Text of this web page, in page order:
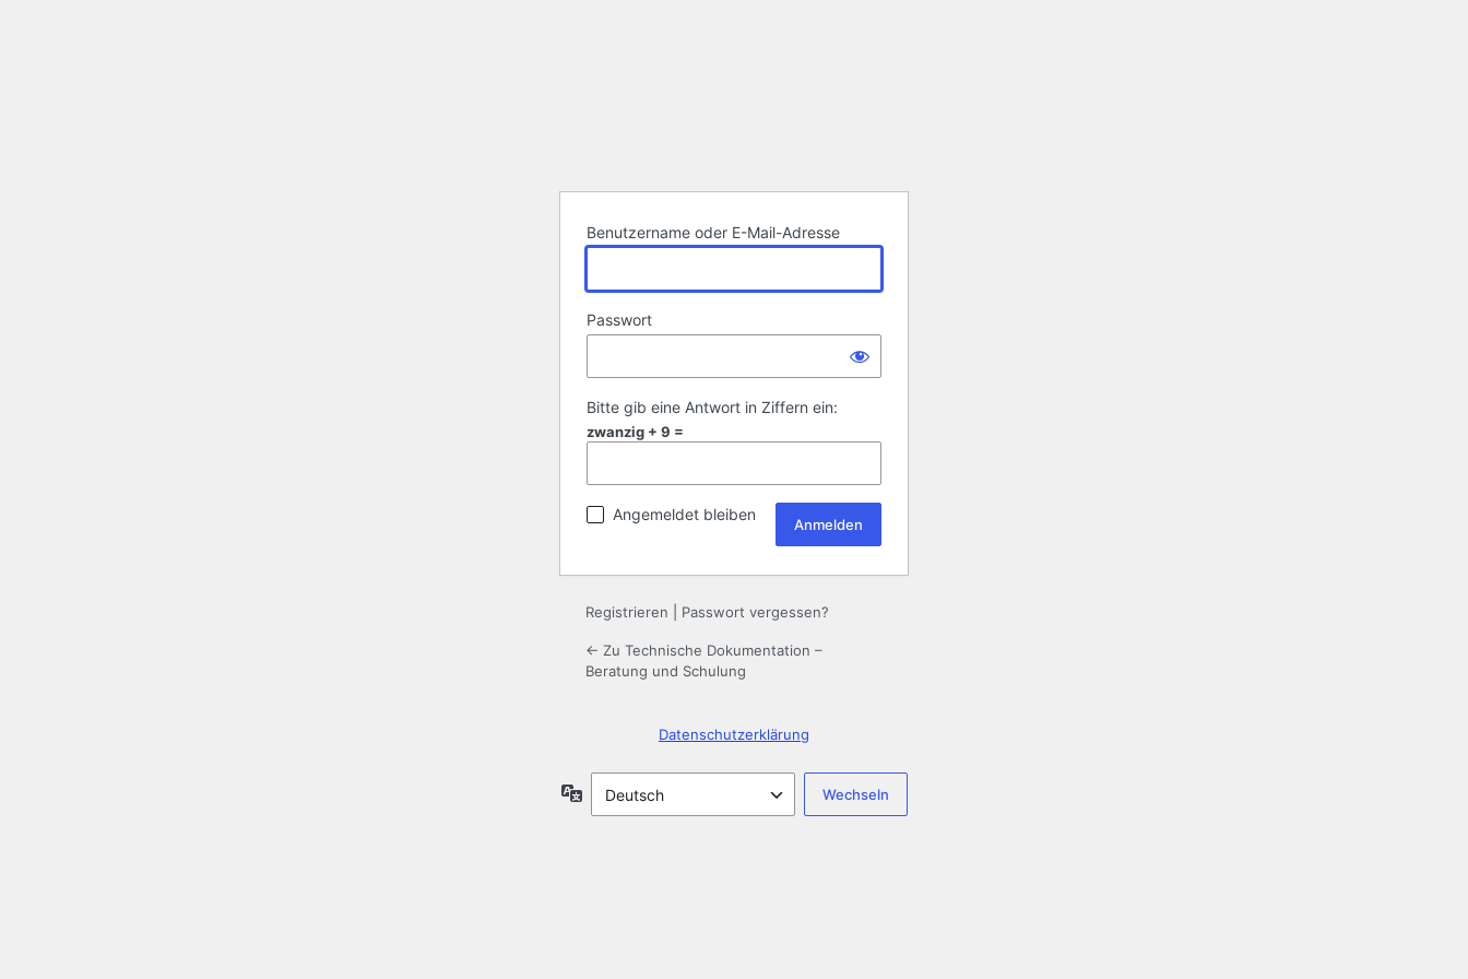
Benutzername oder E-Mail-Adresse
Passwort
Bitte gib eine Antwort in Ziffern ein:
zwanzig + 9 =
Angemeldet bleiben
Registrieren Passwort vergessen?
← Zu Technische Dokumentation –
Beratung und Schulung
Datenschutzerklärung
Sprache